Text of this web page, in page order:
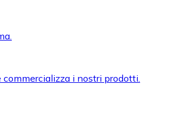
i nostri prodotti.